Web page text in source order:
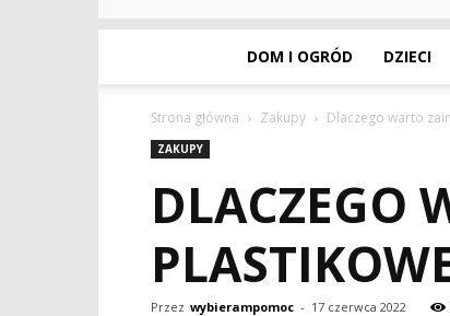
DOM I OGRÓD DZIECI
Strona główna Zakupy Dlaczego warto
ZAKUPY
DLACZEGO
Przez wybierampomoc - 17 czerwca 2022